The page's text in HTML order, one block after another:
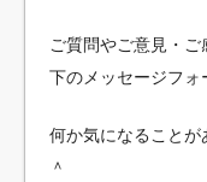
ご質問やご意見・ご
下のメッセージフォ
何か気になることが
＾